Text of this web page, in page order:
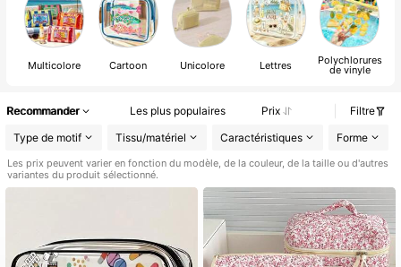
Trousse De Toilette
Multicolore Cartoon Unicolore Lettres Polychlorures
de vinyle
Recommander Les plus populaires Prix
Filtre
Type de motif
Tissu/matériel Caractéristiques Forme
Les prix peuvent varier en fonction du modèle, de la couleur, de la taille ou d'autres
variantes du produit sélectionné.